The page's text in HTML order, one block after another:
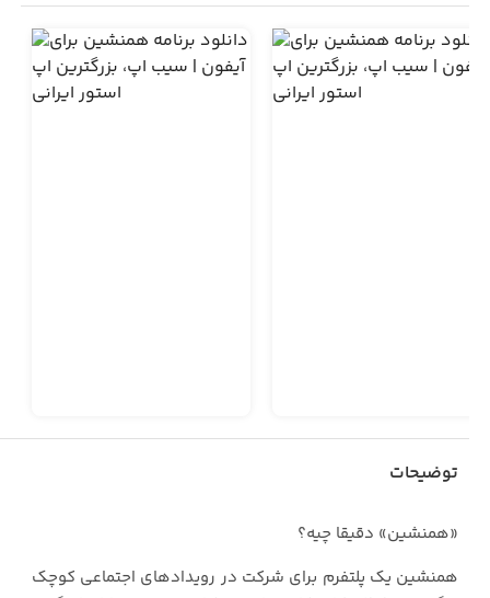
توضیحات
«همنشین» دقیقا چیه؟
همنشین یک پلتفرم برای شرکت در رویدادهای اجتماعی کوچک